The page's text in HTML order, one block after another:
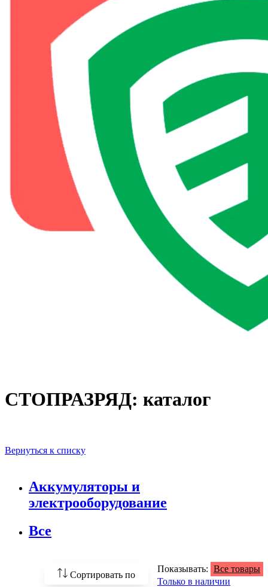
СТОПРАЗРЯД: каталог
Вернуться к списку
Аккумуляторы и
электрооборудование
Все
Сортировать по
Показывать: Все товары
Только в наличии